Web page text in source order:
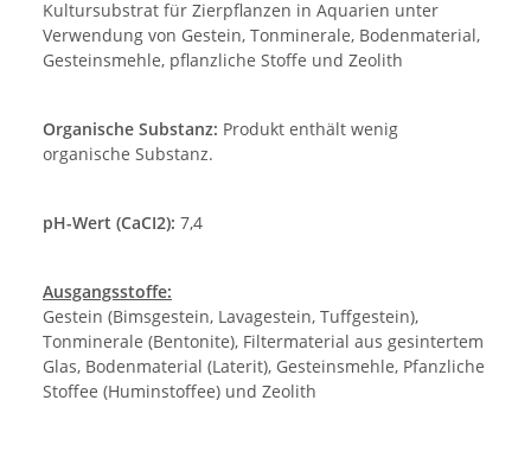
Kultursubstrat für Zierpflanzen in Aquarien unter
Verwendung von Gestein, Tonminerale, Bodenmaterial,
Gesteinsmehle, pflanzliche Stoffe und Zeolith
Organische Substanz: Produkt enthält wenig
organische Substanz.
pH-Wert (CaCI2): 7,4
Ausgangsstoffe:
Gestein (Bimsgestein, Lavagestein, Tuffgestein),
Tonminerale (Bentonite), Filtermaterial aus gesintertem
Glas, Bodenmaterial (Laterit), Gesteinsmehle, Pfanzliche
Stoffee (Huminstoffee) und Zeolith